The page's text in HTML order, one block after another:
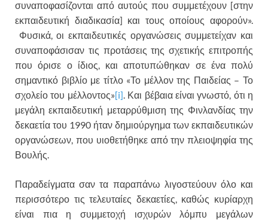
συναποφασίζονται από αυτούς που συμμετέχουν [στην
εκπαιδευτική διαδικασία] και τους οποίους αφορούν».
Φυσικά, οι εκπαιδευτικές οργανώσεις συμμετείχαν και
συναποφάσισαν τις προτάσεις της σχετικής επιτροπής
που όρισε ο ίδιος, και αποτυπώθηκαν σε ένα πολύ
σημαντικό βιβλίο με τίτλο «Το μέλλον της Παιδείας – Το
σχολείο του μέλλοντος»[i]. Και βέβαια είναι γνωστό, ότι η
μεγάλη εκπαιδευτική μεταρρύθμιση της Φινλανδίας την
δεκαετία του 1990 ήταν δημιούργημα των εκπαιδευτικών
οργανώσεων, που υιοθετήθηκε από την πλειοψηφία της
Βουλής.
Παραδείγματα σαν τα παραπάνω λιγοστεύουν όλο και
περισσότερο τις τελευταίες δεκαετίες, καθώς κυρίαρχη
είναι πια η συμμετοχή ισχυρών λόμπυ μεγάλων